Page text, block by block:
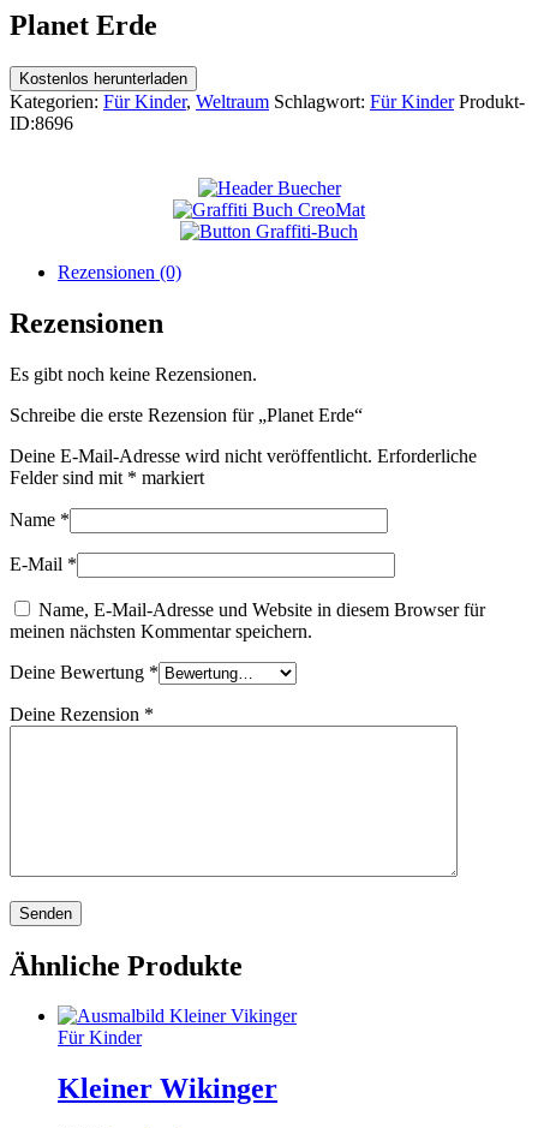
Planet Erde
Kostenlos herunterladen
Kategorien: Für Kinder, Weltraum Schlagwort: Für Kinder Produkt-
ID:8696
Rezensionen (0)
Rezensionen
Es gibt noch keine Rezensionen.
Schreibe die erste Rezension für „Planet Erde“
Deine E-Mail-Adresse wird nicht veröffentlicht. Erforderliche
Felder sind mit * markiert
Name *
E-Mail *
Name, E-Mail-Adresse und Website in diesem Browser für
meinen nächsten Kommentar speichern.
Deine Bewertung *
Deine Rezension *
Ähnliche Produkte
Für Kinder
Kleiner Wikinger